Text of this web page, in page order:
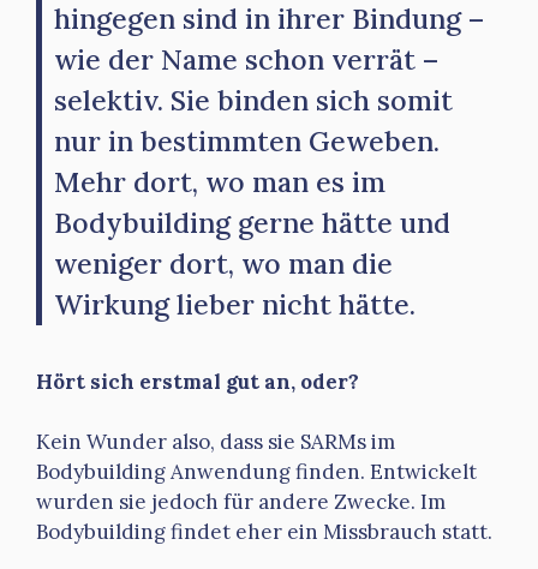
hingegen sind in ihrer Bindung –
wie der Name schon verrät –
selektiv. Sie binden sich somit
nur in bestimmten Geweben.
Mehr dort, wo man es im
Bodybuilding gerne hätte und
weniger dort, wo man die
Wirkung lieber nicht hätte.
Hört sich erstmal gut an, oder?
Kein Wunder also, dass sie SARMs im
Bodybuilding Anwendung finden. Entwickelt
wurden sie jedoch für andere Zwecke. Im
Bodybuilding findet eher ein Missbrauch statt.